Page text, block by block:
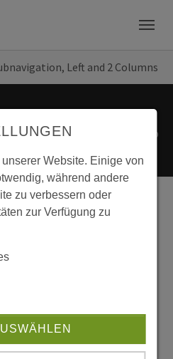
Left and 2 Columns
Impressum
Sitemap
Website. Einige von
während andere
zu verbessern oder
zur Verfügung zu